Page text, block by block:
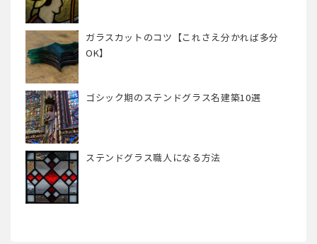
ガラスカットのコツ【これさえ分かれば多分
OK】
ゴシック期のステンドグラス名建築10選
ステンドグラス職人になる方法